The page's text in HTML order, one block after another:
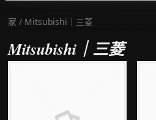
家 / Mitsubishi｜三菱
Mitsubishi｜三菱